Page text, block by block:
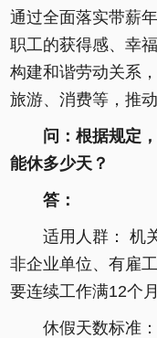
通过全面落实带薪
职工的获得感、幸
构建和谐劳动关系
旅游、消费等，推
问：根据规定
能休多少天？
答：
适用人群： 机关
非企业单位、有雇
要连续工作满12个
休假天数标准：